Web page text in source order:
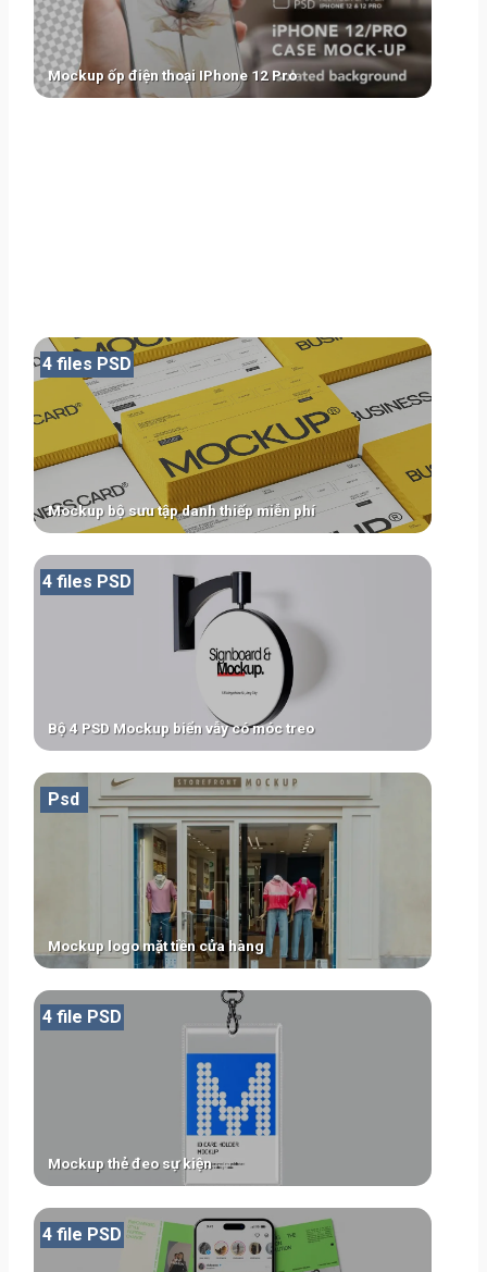
Mockup ốp điện thoại IPhone 12 Pro
Mockup bộ sưu tập danh thiếp miễn phí
4 files PSD
Bộ 4 PSD Mockup biển vẫy có móc treo
4 files PSD
Mockup logo mặt tiền cửa hàng
Psd
Mockup thẻ đeo sự kiện
4 file PSD
4 file PSD